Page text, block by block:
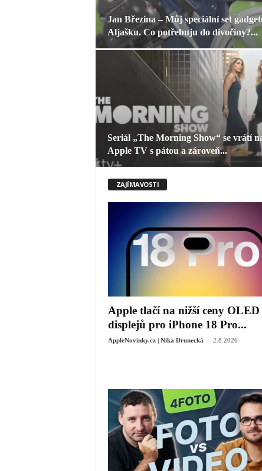
Jan Březina – Můj speciální set
Aljašku. Co potřebuju do divočiny?...
Seriál „The Morning Show“ se vrátí
Apple TV s pátou a zároveň...
ZAJÍMAVOSTI
Apple tlačí na nižší ceny OLED
displejů pro iPhone 18 Pro...
AppleNovinky.cz | Nika Drunecká - 2.8.2026